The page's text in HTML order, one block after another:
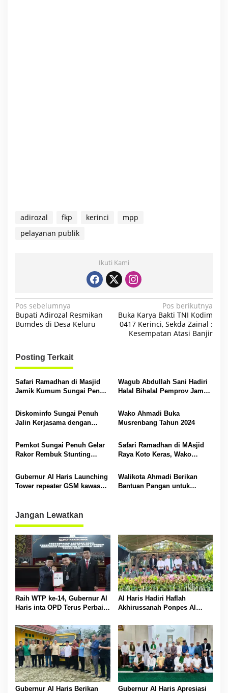
adirozal fkp kerinci
mpp
pelayanan publik
Ikuti Kami
N
a
i
g
a
s
i
p
s
Pos sebelumnya
Bupati Adirozal Resmikan
Bumdes di Desa Keluru
Pos berikutnya
Buka Karya Bakti TNI Kodim
0417 Kerinci, Sekda Zainal :
Kesempatan Atasi Banjir
Posting Terkait
Safari Ramadhan di Masjid
Jamik Kumum Sungai Penuh,
Silaturahmi
Wagub Abdullah Sani Hadiri
Halal Bihalal Pemprov Jambi
Diskominfo Sungai Penuh
Jalin Kerjasama dengan
Informasi
Wako Ahmadi Buka
Musrenbang Tahun 2024
Pemkot Sungai Penuh Gelar
Rakor Rembuk Stunting
Safari Ramadhan di MAsjid
Raya Koto Keras, Wako
Berjamaah
Gubernur Al Haris Launching
Tower repeater GSM kawasan
Walikota Ahmadi Berikan
Bantuan Pangan untuk
Jangan Lewatkan
Raih WTP ke-14, Gubernur Al
Haris inta OPD Terus Perbaiki
Al Haris Hadiri Haflah
Akhirussanah Ponpes Al
Gubernur Al Haris Berikan
Gubernur Al Haris Apresiasi